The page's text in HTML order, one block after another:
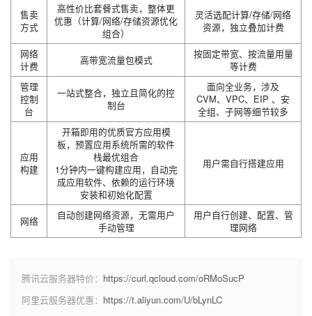
售卖
方式
高性价比套餐式售卖，整体更
优惠（计算/网络/存储资源优化
组合）
灵活选配计算/存储/网络
资源，独立叠加计费
网络
计费
高带宽流量包模式
按固定带宽、按流量用量
等计费
管理
控制
台
一站式整合，独立且简化的控
制台
面向全业务，涉及
CVM、VPC、EIP 、安
全组、子网等细节较多
应用
构建
开箱即用的优质官方应用模
板，预置应用系统所需的软件
栈最优组合
1分钟内一键构建应用，自动完
成应用软件、依赖的运行环境
安装和初始化配置
用户需自行搭建应用
网络
自动创建网络资源，无需用户
手动管理
用户自行创建、配置、管
理网络
腾讯云服务器特价： https://curl.qcloud.com/oRMoSucP
阿里云服务器优惠： https://t.aliyun.com/U/bLynLC